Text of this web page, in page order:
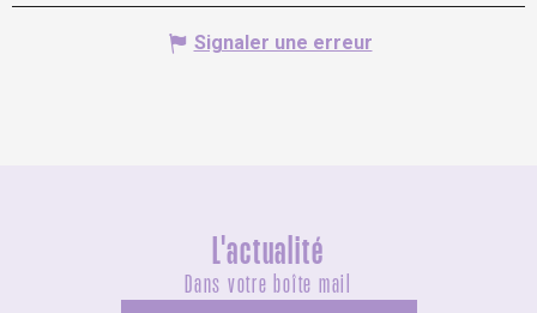
Signaler une erreur
L'actualité
Dans votre boîte mail